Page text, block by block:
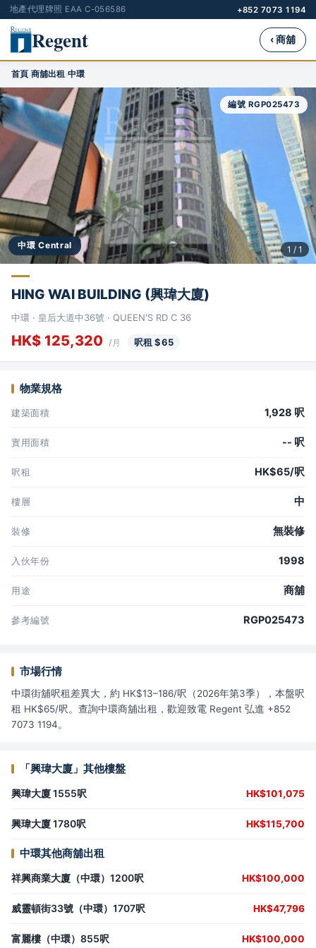
地產代理牌照 EAA C-056586 +852 7073 1194
Regent ‹ 商舖
首頁›商舖出租›中環
中環 Central
編號 RGP025473
1 / 1
HING WAI BUILDING (興瑋大廈)
中環 · 皇后大道中36號 · QUEEN'S RD C 36
HK$ 125,320 /月 呎租 $65
物業規格
建築面積 1,928 呎
實用面積 -- 呎
呎租 HK$65/呎
樓層 中
裝修 無裝修
入伙年份 1998
用途 商舖
參考編號 RGP025473
市場行情
中環街舖呎租差異大，約 HK$13–186/呎（2026年第3季），本盤呎
租 HK$65/呎。查詢中環商舖出租，歡迎致電 Regent 弘進 +852
7073 1194。
「興瑋大廈」其他樓盤
興瑋大廈 1555呎 HK$101,075
興瑋大廈 1780呎 HK$115,700
中環其他商舖出租
祥興商業大廈（中環）1200呎 HK$100,000
威靈頓街33號（中環）1707呎 HK$47,796
富麗樓（中環）855呎 HK$100,000